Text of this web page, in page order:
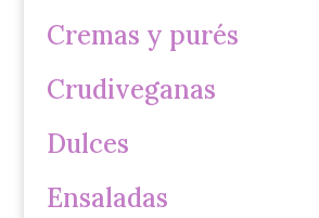
Cremas y purés
Crudiveganas
Dulces
Ensaladas